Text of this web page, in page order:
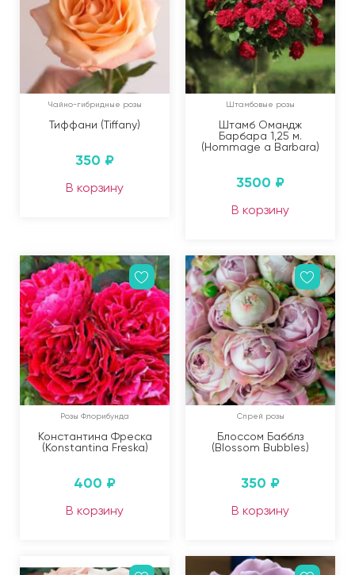
Чайно-гибридные розы
Тиффани (Tiffany)
350 ₽
В корзину
Штамбовые розы
Штамб Омандж
Барбара 1,25 м.
(Hommage a Barbara)
3500 ₽
В корзину
Розы Флорибунда
Константина Фреска
(Konstantina Freska)
400 ₽
В корзину
Спрей розы
Блоссом Бабблз
(Blossom Bubbles)
350 ₽
В корзину